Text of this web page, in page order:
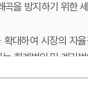
을 방지하기 위한
대하여 시장의 자
회계법인 및 계리